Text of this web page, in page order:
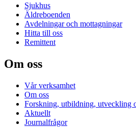
Sjukhus
Äldreboenden
Avdelningar och mottagningar
Hitta till oss
Remittent
Om oss
Vår verksamhet
Om oss
Forskning, utbildning, utveckling
Aktuellt
Journalfrågor